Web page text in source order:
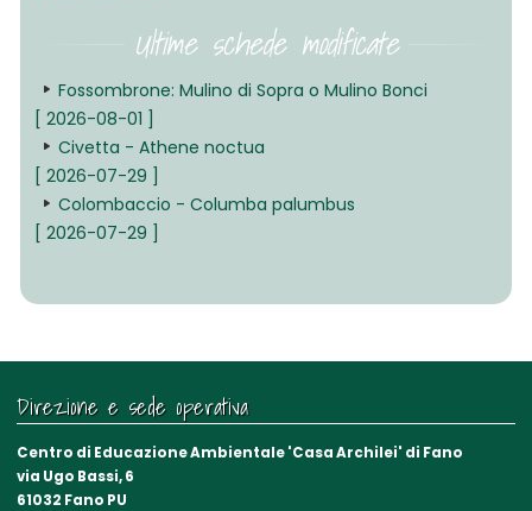
Ultime schede modificate
Fossombrone: Mulino di Sopra o Mulino Bonci
[ 2026-08-01 ]
Civetta - Athene noctua
[ 2026-07-29 ]
Colombaccio - Columba palumbus
[ 2026-07-29 ]
Direzione e sede operativa
Centro di Educazione Ambientale 'Casa Archilei' di Fano
via Ugo Bassi, 6
61032 Fano PU